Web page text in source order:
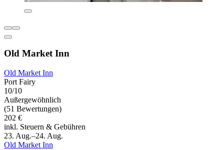
Old Market Inn
Old Market Inn
Port Fairy
10/10
Außergewöhnlich
(51 Bewertungen)
202 €
inkl. Steuern & Gebühren
23. Aug.–24. Aug.
Old Market Inn